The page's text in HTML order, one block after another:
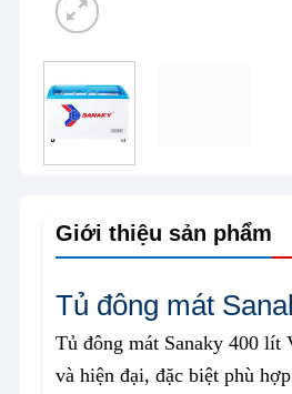
Giới thiệu sản phẩm
Tủ đông mát
Tủ đông mát Sanaky 400
và hiện đại, đặc biệt phù